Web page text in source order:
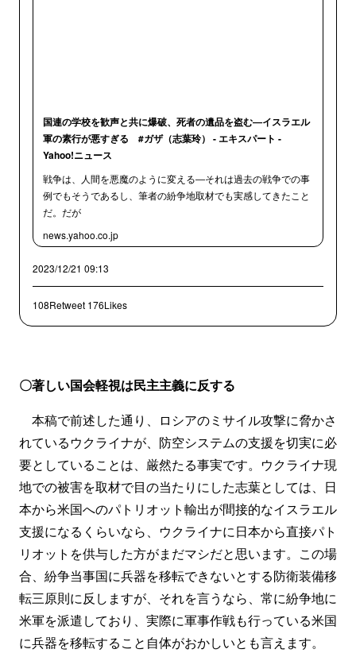
国連の学校を歓声と共に爆破、死者の遺品を盗む―イスラエル
軍の素行が悪すぎる #ガザ（志葉玲） - エキスパート -
Yahoo!ニュース
戦争は、人間を悪魔のように変える―それは過去の戦争での事
例でもそうであるし、筆者の紛争地取材でも実感してきたこと
だ。だが
news.yahoo.co.jp
2023/12/21 09:13
108Retweet 176Likes
〇著しい国会軽視は民主主義に反する
本稿で前述した通り、ロシアのミサイル攻撃に脅かさ
れているウクライナが、防空システムの支援を切実に必
要としていることは、厳然たる事実です。ウクライナ現
地での被害を取材で目の当たりにした志葉としては、日
本から米国へのパトリオット輸出が間接的なイスラエル
支援になるくらいなら、ウクライナに日本から直接パト
リオットを供与した方がまだマシだと思います。この場
合、紛争当事国に兵器を移転できないとする防衛装備移
転三原則に反しますが、それを言うなら、常に紛争地に
米軍を派遣しており、実際に軍事作戦も行っている米国
に兵器を移転すること自体がおかしいとも言えます。